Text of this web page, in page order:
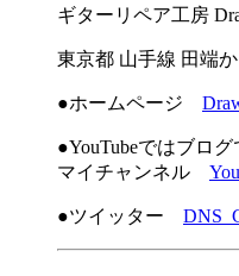
ギターリペア工房
東京都 山手線 田端
●ホームページ
●YouTubeではブロ
マイチャンネル
●ツイッター